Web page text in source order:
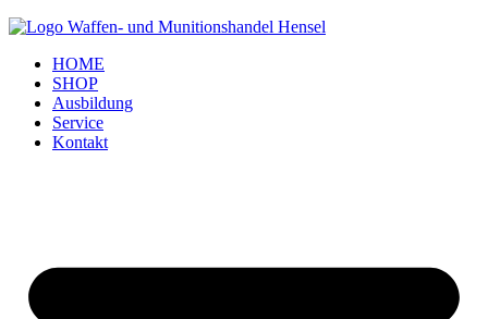
HOME
SHOP
Ausbildung
Service
Kontakt